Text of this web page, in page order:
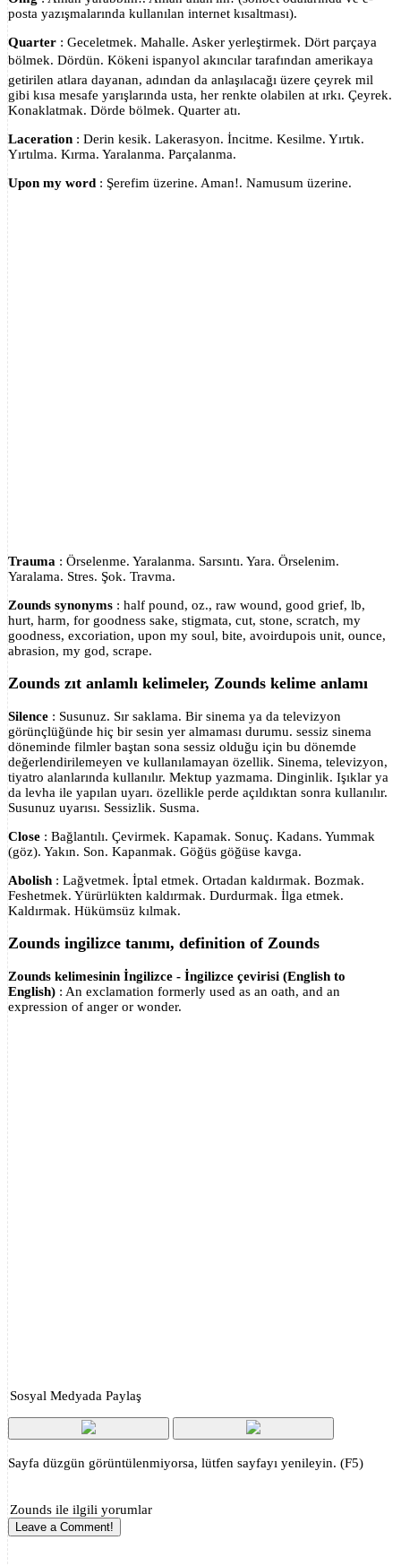
posta yazışmalarında kullanılan internet kısaltması).
Quarter : Geceletmek. Mahalle. Asker yerleştirmek. Dört parçaya
bölmek. Dördün. Kökeni ispanyol akıncılar tarafından amerikaya
getirilen atlara dayanan, adından da anlaşılacağı üzere çeyrek mil
gibi kısa mesafe yarışlarında usta, her renkte olabilen at ırkı. Çeyrek.
Konaklatmak. Dörde bölmek. Quarter atı.
Laceration : Derin kesik. Lakerasyon. İncitme. Kesilme. Yırtık.
Yırtılma. Kırma. Yaralanma. Parçalanma.
Upon my word : Şerefim üzerine. Aman!. Namusum üzerine.
Trauma : Örselenme. Yaralanma. Sarsıntı. Yara. Örselenim.
Yaralama. Stres. Şok. Travma.
Zounds synonyms : half pound, oz., raw wound, good grief, lb,
hurt, harm, for goodness sake, stigmata, cut, stone, scratch, my
goodness, excoriation, upon my soul, bite, avoirdupois unit, ounce,
abrasion, my god, scrape.
Zounds zıt anlamlı kelimeler, Zounds kelime anlamı
Silence : Susunuz. Sır saklama. Bir sinema ya da televizyon
görünçlüğünde hiç bir sesin yer almaması durumu. sessiz sinema
döneminde filmler baştan sona sessiz olduğu için bu dönemde
değerlendirilemeyen ve kullanılamayan özellik. Sinema, televizyon,
tiyatro alanlarında kullanılır. Mektup yazmama. Dinginlik. Işıklar ya
da levha ile yapılan uyarı. özellikle perde açıldıktan sonra kullanılır.
Susunuz uyarısı. Sessizlik. Susma.
Close : Bağlantılı. Çevirmek. Kapamak. Sonuç. Kadans. Yummak
(göz). Yakın. Son. Kapanmak. Göğüs göğüse kavga.
Abolish : Lağvetmek. İptal etmek. Ortadan kaldırmak. Bozmak.
Feshetmek. Yürürlükten kaldırmak. Durdurmak. İlga etmek.
Kaldırmak. Hükümsüz kılmak.
Zounds ingilizce tanımı, definition of Zounds
Zounds kelimesinin İngilizce - İngilizce çevirisi (English to
English) : An exclamation formerly used as an oath, and an
expression of anger or wonder.
Sosyal Medyada Paylaş
Sayfa düzgün görüntülenmiyorsa, lütfen sayfayı yenileyin. (F5)
Zounds ile ilgili yorumlar
Leave a Comment!